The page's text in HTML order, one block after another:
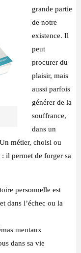
grande partie
de notre
existence. Il
peut
procurer du
plaisir, mais
aussi parfois
générer de la
souffrance,
dans un
métier, choisi ou
: il permet de forger sa
personnelle est
dans l’échec ou la
mentaux
dans sa vie